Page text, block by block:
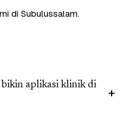
di Subulussalam.
bikin aplikasi klinik di